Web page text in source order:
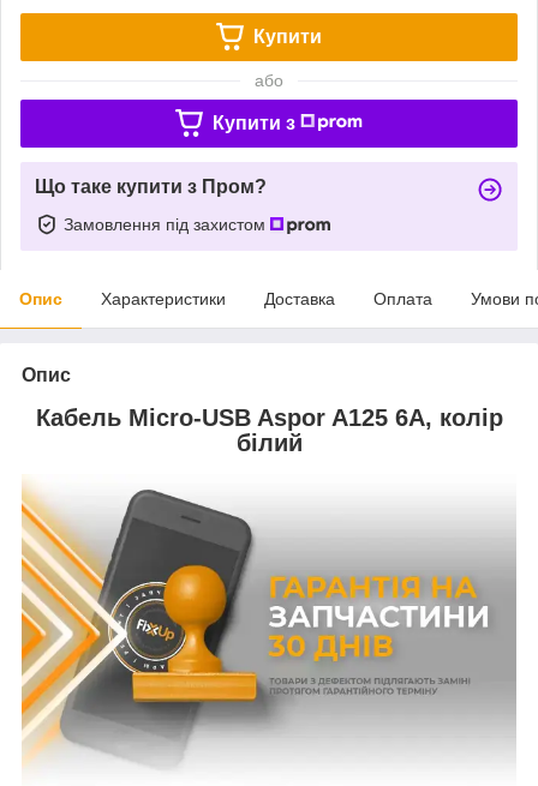
Купити
або
Купити з
Що таке купити з Пром?
Замовлення під захистом
Опис Характеристики Доставка Оплата Умови
Опис
Кабель Micro-USB Aspor A125 6A, колір
білий